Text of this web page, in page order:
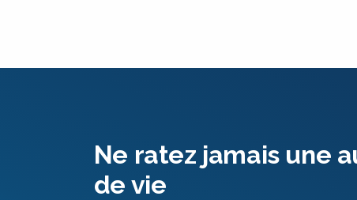
Ne ratez jamais une
de vie